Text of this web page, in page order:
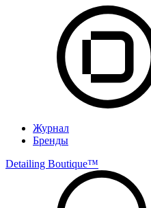
Журнал
Бренды
Detailing Boutique™️